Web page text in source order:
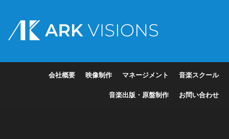
会社概要 映像制作 マネージメント 音楽スクール
音楽出版・原盤制作 お問い合わせ